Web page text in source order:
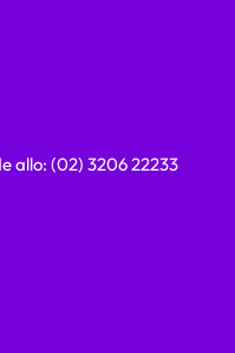
allo: (02) 3206 22233